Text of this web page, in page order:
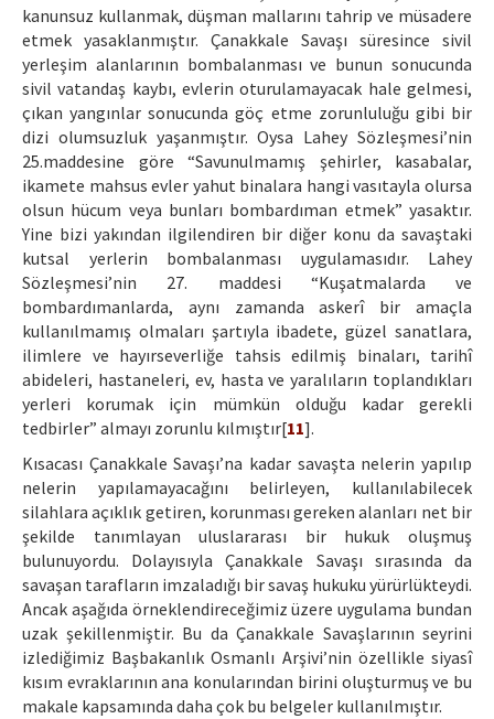
kanunsuz kullanmak, düşman mallarını tahrip ve müsadere
etmek yasaklanmıştır. Çanakkale Savaşı süresince sivil
yerleşim alanlarının bombalanması ve bunun sonucunda
sivil vatandaş kaybı, evlerin oturulamayacak hale gelmesi,
çıkan yangınlar sonucunda göç etme zorunluluğu gibi bir
dizi olumsuzluk yaşanmıştır. Oysa Lahey Sözleşmesi’nin
25.maddesine göre “Savunulmamış şehirler, kasabalar,
ikamete mahsus evler yahut binalara hangi vasıtayla olursa
olsun hücum veya bunları bombardıman etmek” yasaktır.
Yine bizi yakından ilgilendiren bir diğer konu da savaştaki
kutsal yerlerin bombalanması uygulamasıdır. Lahey
Sözleşmesi’nin 27. maddesi “Kuşatmalarda ve
bombardımanlarda, aynı zamanda askerî bir amaçla
kullanılmamış olmaları şartıyla ibadete, güzel sanatlara,
ilimlere ve hayırseverliğe tahsis edilmiş binaları, tarihî
abideleri, hastaneleri, ev, hasta ve yaralıların toplandıkları
yerleri korumak için mümkün olduğu kadar gerekli
tedbirler” almayı zorunlu kılmıştır[11].
Kısacası Çanakkale Savaşı’na kadar savaşta nelerin yapılıp
nelerin yapılamayacağını belirleyen, kullanılabilecek
silahlara açıklık getiren, korunması gereken alanları net bir
şekilde tanımlayan uluslararası bir hukuk oluşmuş
bulunuyordu. Dolayısıyla Çanakkale Savaşı sırasında da
savaşan tarafların imzaladığı bir savaş hukuku yürürlükteydi.
Ancak aşağıda örneklendireceğimiz üzere uygulama bundan
uzak şekillenmiştir. Bu da Çanakkale Savaşlarının seyrini
izlediğimiz Başbakanlık Osmanlı Arşivi’nin özellikle siyasî
kısım evraklarının ana konularından birini oluşturmuş ve bu
makale kapsamında daha çok bu belgeler kullanılmıştır.